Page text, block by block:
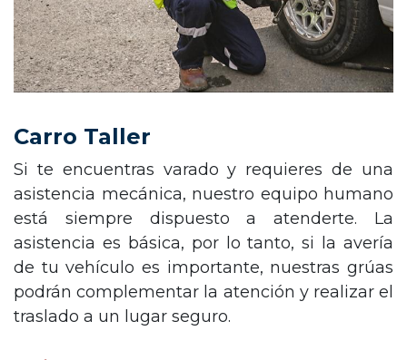
Carro Taller
Si te encuentras varado y requieres de una
asistencia mecánica, nuestro equipo humano
está siempre dispuesto a atenderte. La
asistencia es básica, por lo tanto, si la avería
de tu vehículo es importante, nuestras grúas
podrán complementar la atención y realizar el
traslado a un lugar seguro.